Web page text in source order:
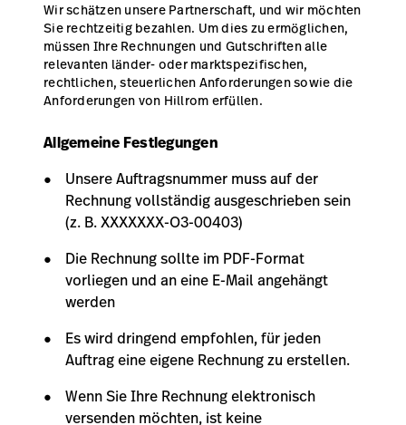
Wir schätzen unsere Partnerschaft, und wir möchten
Sie rechtzeitig bezahlen. Um dies zu ermöglichen,
müssen Ihre Rechnungen und Gutschriften alle
relevanten länder- oder marktspezifischen,
rechtlichen, steuerlichen Anforderungen sowie die
Anforderungen von Hillrom erfüllen.
Allgemeine Festlegungen
Unsere Auftragsnummer muss auf der
Rechnung vollständig ausgeschrieben sein
(z. B. XXXXXXX-O3-00403)
Die Rechnung sollte im PDF-Format
vorliegen und an eine E-Mail angehängt
werden
Es wird dringend empfohlen, für jeden
Auftrag eine eigene Rechnung zu erstellen.
Wenn Sie Ihre Rechnung elektronisch
versenden möchten, ist keine